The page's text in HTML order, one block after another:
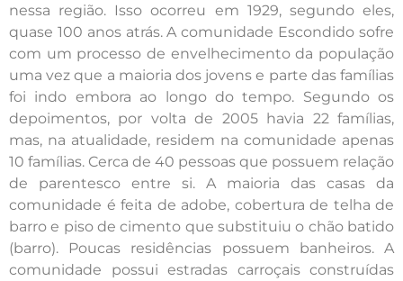
nessa região. Isso ocorreu em 1929, segundo eles,
quase 100 anos atrás. A comunidade Escondido sofre
com um processo de envelhecimento da população
uma vez que a maioria dos jovens e parte das famílias
foi indo embora ao longo do tempo. Segundo os
depoimentos, por volta de 2005 havia 22 famílias,
mas, na atualidade, residem na comunidade apenas
10 famílias. Cerca de 40 pessoas que possuem relação
de parentesco entre si. A maioria das casas da
comunidade é feita de adobe, cobertura de telha de
barro e piso de cimento que substituiu o chão batido
(barro). Poucas residências possuem banheiros. A
comunidade possui estradas carroçais construídas